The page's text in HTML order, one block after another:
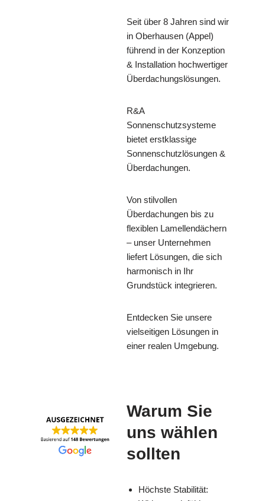
Seit über 8 Jahren sind wir
in Oberhausen (Appel)
führend in der Konzeption
& Installation hochwertiger
Überdachungslösungen.
R&A
Sonnenschutzsysteme
bietet erstklassige
Sonnenschutzlösungen &
Überdachungen.
Von stilvollen
Überdachungen bis zu
flexiblen Lamellendächern
– unser Unternehmen
liefert Lösungen, die sich
harmonisch in Ihr
Grundstück integrieren.
Entdecken Sie unsere
vielseitigen Lösungen in
einer realen Umgebung.
Warum Sie
uns wählen
sollten
Höchste Stabilität: